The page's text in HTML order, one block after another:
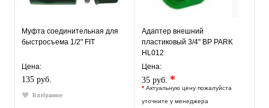
Муфта соединительная для
быстросъема 1/2" FIT
Цена:
135 руб.
В избранное
Адаптер внешний
пластиковый 3/4" ВР PARK
HL012
Цена:
35 руб. *
* Актуальную цену пожалуйста
уточните у менеджера